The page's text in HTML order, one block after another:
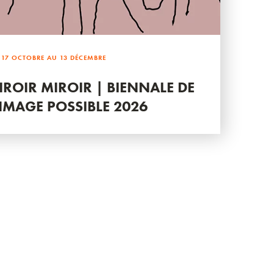
17 OCTOBRE AU 13 DÉCEMBRE
MIROIR | BIENNALE DE
POSSIBLE 2026